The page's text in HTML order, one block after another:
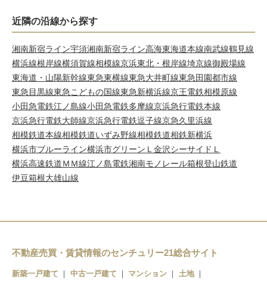
近隣の沿線から探す
湘南新宿ライン宇須湘南新宿ライン高海東海道本線南武線鶴見線
横浜線根岸線横須賀線相模線京浜東北・根岸線埼京線御殿場線
東海道・山陽新幹線東急東横線東急大井町線東急田園都市線
東急目黒線東急こどもの国線東急新横浜線京王電鉄相模原線
小田急電鉄江ノ島線小田急電鉄多摩線京浜急行電鉄本線
京浜急行電鉄大師線京浜急行電鉄逗子線京急久里浜線
相模鉄道本線相模鉄道いずみ野線相模鉄道相鉄新横浜
横浜市ブルーライン横浜市グリーンＬ 金沢シーサイドＬ
横浜高速鉄道ＭＭ線江ノ島電鉄湘南モノレール箱根登山鉄道
伊豆箱根大雄山線
不動産売買・賃貸情報のセンチュリー21総合サイト
新築一戸建て 中古一戸建て マンション
土地